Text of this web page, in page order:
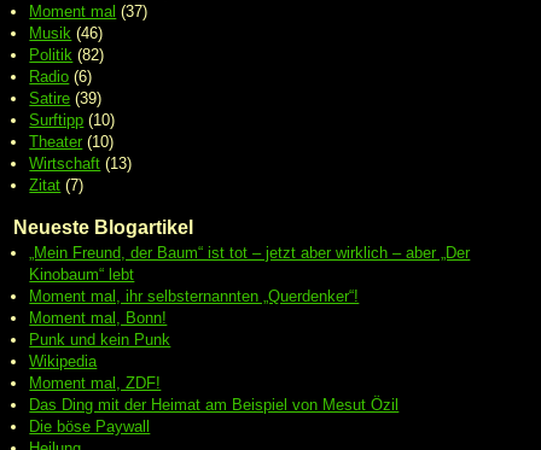
Moment mal (37)
Musik (46)
Politik (82)
Radio (6)
Satire (39)
Surftipp (10)
Theater (10)
Wirtschaft (13)
Zitat (7)
Neueste Blogartikel
„Mein Freund, der Baum“ ist tot – jetzt aber wirklich – aber „Der
Kinobaum“ lebt
Moment mal, ihr selbsternannten „Querdenker“!
Moment mal, Bonn!
Punk und kein Punk
Wikipedia
Moment mal, ZDF!
Das Ding mit der Heimat am Beispiel von Mesut Özil
Die böse Paywall